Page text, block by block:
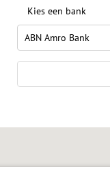
Kies een bank